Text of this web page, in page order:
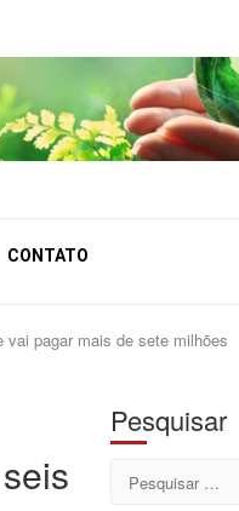
CONTATO
pagar mais de sete milhões
Pesquisar
Pesquisar